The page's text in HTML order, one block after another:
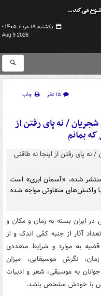
یکشنبه ۱۸ مرداد ۱۴۰۵ -
Aug 9 2026
۱۵ نظر
چاپ
شجریان / نه پای رفتن از
که بمانم
شده، «آسمان ابری» است
واکنش‌های متفاوتی مواجه شده
در ایران بسته به زمان و مکان و
آثار از جنبه کمّی اندک و از
به موارد و شرایط متعددی
نگرش موسیقایی، میزان
به موسیقی، شعر و ادبیات
با خودش مشخص باشد.